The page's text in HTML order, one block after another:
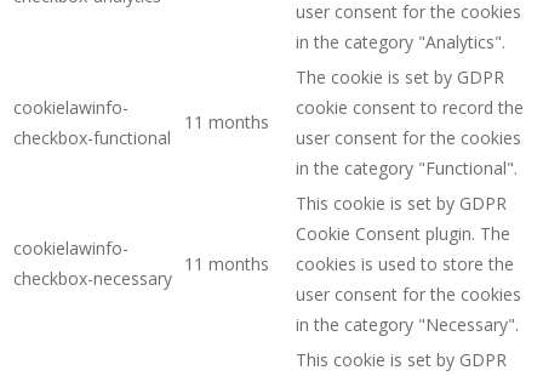
user consent for the cookies
in the category "Analytics".
cookielawinfo-
checkbox-functional
11 months
The cookie is set by GDPR
cookie consent to record the
user consent for the cookies
in the category "Functional".
cookielawinfo-
checkbox-necessary
11 months
This cookie is set by GDPR
Cookie Consent plugin. The
cookies is used to store the
user consent for the cookies
in the category "Necessary".
This cookie is set by GDPR